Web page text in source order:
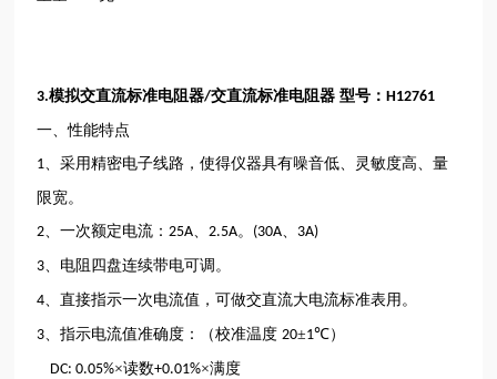
3.模拟交直流标准电阻器/交直流标准电阻器 型号：H12761
一、性能特点
1 、采用精密电子线路，使得仪器具有噪音低、灵敏度高、量
限宽。
2 、一次额定电流： 25A 2.5A。 (30A 3A)
3 、电阻四盘连续带电可调。
4 、直接指示一次电流值，可做交直流大电流标准表用。
3 、指示电流值准确度：（校准温度 20±1℃）
DC: 0.05%×读数+0.01%×满度